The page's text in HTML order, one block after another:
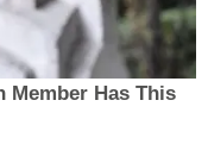
Member Has This